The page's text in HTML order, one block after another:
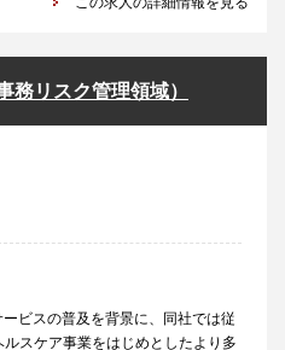
務リスク管理領域）
ビスの普及を背景に、同社では従
スケア事業をはじめとしたより多